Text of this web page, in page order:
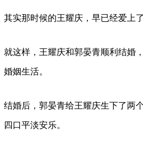
其实那时候的王耀庆，早已经爱上了
就这样，王耀庆和郭晏青顺利结婚
婚姻生活。
结婚后，郭晏青给王耀庆生下了两
四口平淡安乐。